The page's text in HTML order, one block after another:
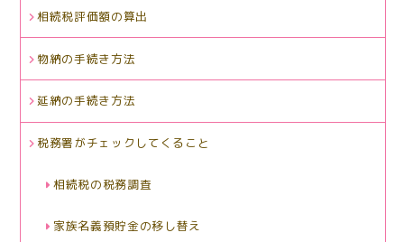
相続税評価額の算出
物納の手続き方法
延納の手続き方法
税務署がチェックしてくること
相続税の税務調査
家族名義預貯金の移し替え